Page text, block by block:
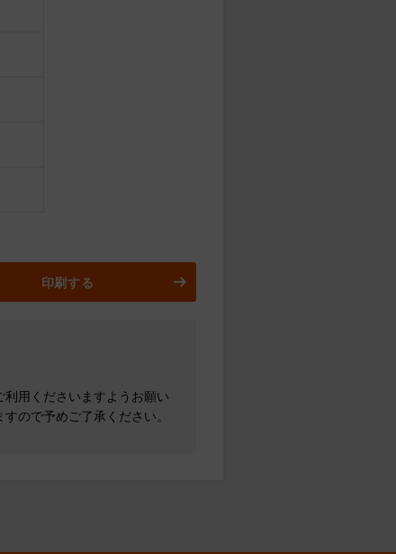
印刷する
用くださいますようお願い
ので予めご了承ください。